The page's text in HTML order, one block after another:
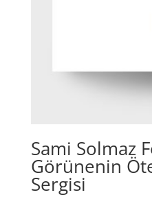
Sami Solmaz
Görünenin
Sergisi